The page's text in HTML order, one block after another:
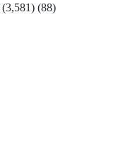
(3,581) (88)